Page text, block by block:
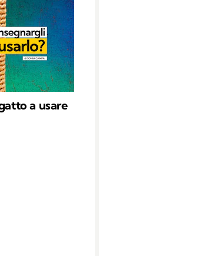
a usare